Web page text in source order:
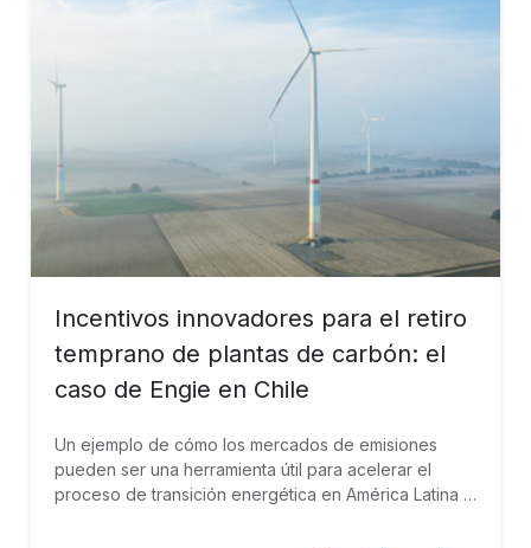
Incentivos innovadores para el retiro
temprano de plantas de carbón: el
caso de Engie en Chile
Un ejemplo de cómo los mercados de emisiones
pueden ser una herramienta útil para acelerar el
proceso de transición energética en América Latina y